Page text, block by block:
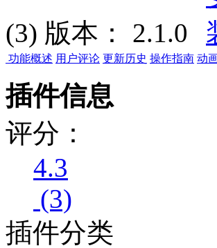
(3) 版本： 2.1.0
功能概述 用户评论 更新历史 操作指南 动
插件信息
评分：
4.3
(3)
插件分类